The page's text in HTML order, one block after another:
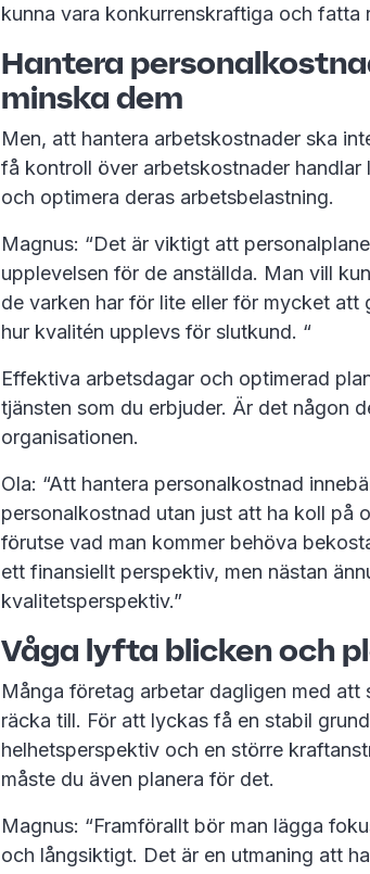
kunna vara konkurrenskraftiga och fatta
Hantera
minska dem
Men, att hantera arbetskostnader ska
få kontroll över arbetskostnader
och optimera deras arbetsbelastning.
Magnus: “Det är viktigt att
upplevelsen för de anställda. Man vill
de varken har för lite eller för mycket
hur kvalitén upplevs för slutkund. “
Effektiva arbetsdagar och optimerad
tjänsten som du erbjuder. Är det någon
organisationen.
Ola: “Att hantera personalkostnad
personalkostnad utan just att ha koll på
förutse vad man kommer behöva
ett finansiellt perspektiv, men nästan
kvalitetsperspektiv.”
Våga lyfta blicken och
Många företag arbetar dagligen med
räcka till. För att lyckas få en stabil
helhetsperspektiv och en större
måste du även planera för det.
Magnus: “Framförallt bör man lägga
och långsiktigt. Det är en utmaning att